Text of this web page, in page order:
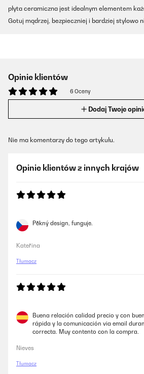
płyta ceramiczna jest idealnym elementem
Gotuj mądrzej, bezpieczniej i bardziej stylowo
Opinie klientów
6 Oceny
Dodaj Twoje
Nie ma komentarzy do tego artykułu.
Opinie klientów z innych krajów
Pěkný design, funguje.
Kateřina
Tłumacz
Buena relación calidad precio y con
rápida y la comunicación via email
correcta. Muy contento con la compra.
Nieves
Tłumacz